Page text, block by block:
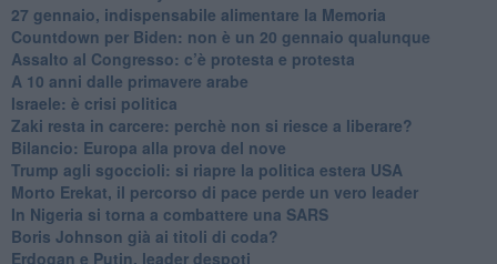
27 gennaio, indispensabile alimentare la Memoria
Countdown per Biden: non è un 20 gennaio qualunque
Assalto al Congresso: c’è protesta e protesta
A 10 anni dalle primavere arabe
Israele: è crisi politica
Zaki resta in carcere: perchè non si riesce a liberare?
Bilancio: Europa alla prova del nove
Trump agli sgoccioli: si riapre la politica estera USA
Morto Erekat, il percorso di pace perde un vero leader
In Nigeria si torna a combattere una SARS
Boris Johnson già ai titoli di coda?
Erdogan e Putin, leader despoti